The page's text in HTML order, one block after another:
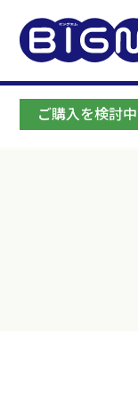
ご購入を検討